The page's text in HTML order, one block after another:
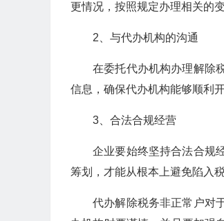
更情况，按照规定办理相关的变
2、与代办机构的沟通
在委托代办机构办理解除
信息，确保代办机构能够顺利
3、合法合规经营
企业要始终坚持合法合规
筹划，才能从根本上避免陷入
代办解除税务非正常户对